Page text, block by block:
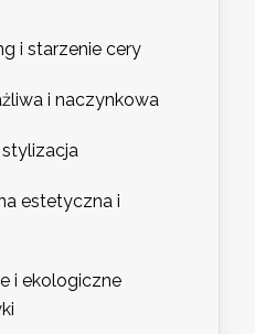
i starzenie cery
i naczynkowa
stylizacja
estetyczna i
i ekologiczne